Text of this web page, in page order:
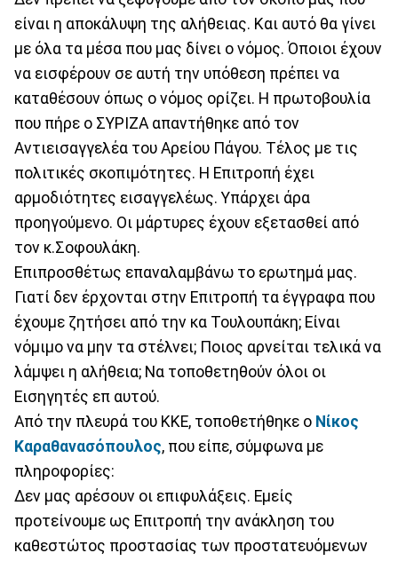
είναι η αποκάλυψη της αλήθειας. Και αυτό θα γίνει
με όλα τα μέσα που μας δίνει ο νόμος. Όποιοι έχουν
να εισφέρουν σε αυτή την υπόθεση πρέπει να
καταθέσουν όπως ο νόμος ορίζει. Η πρωτοβουλία
που πήρε ο ΣΥΡΙΖΑ απαντήθηκε από τον
Αντιεισαγγελέα του Αρείου Πάγου. Τέλος με τις
πολιτικές σκοπιμότητες. Η Επιτροπή έχει
αρμοδιότητες εισαγγελέως. Υπάρχει άρα
προηγούμενο. Οι μάρτυρες έχουν εξετασθεί από
τον κ.Σοφουλάκη.
Επιπροσθέτως επαναλαμβάνω το ερωτημά μας.
Γιατί δεν έρχονται στην Επιτροπή τα έγγραφα που
έχουμε ζητήσει από την κα Τουλουπάκη; Είναι
νόμιμο να μην τα στέλνει; Ποιος αρνείται τελικά να
λάμψει η αλήθεια; Να τοποθετηθούν όλοι οι
Εισηγητές επ αυτού.
Από την πλευρά του ΚΚΕ, τοποθετήθηκε ο Νίκος
Καραθανασόπουλος, που είπε, σύμφωνα με
πληροφορίες:
Δεν μας αρέσουν οι επιφυλάξεις. Εμείς
προτείνουμε ως Επιτροπή την ανάκληση του
καθεστώτος προστασίας των προστατευόμενων